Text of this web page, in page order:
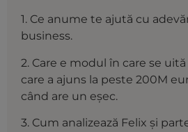
1. Ce anume te ajută cu
business.
2. Care e modul în care se
care a ajuns la peste 200M
când are un eșec.
3. Cum analizează Felix și